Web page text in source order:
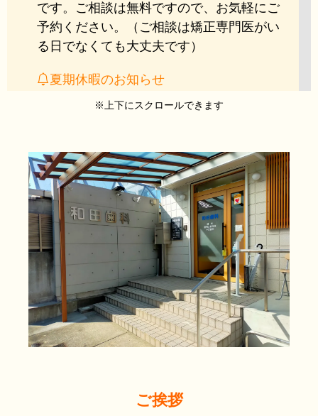
です。ご相談は無料ですので、お気軽にご
予約ください。（ご相談は矯正専門医がい
る日でなくても大丈夫です）
夏期休暇のお知らせ
8/10(月)の診療は18：30まで、8/11（火）
いいたします。
妊婦検診について
当院は西宮市妊婦歯科検診受託医療機関で
す。 詳しくはこちら
歯周疾患検診について
当院は、西宮歯周疾患検診受託医療機関で
す。詳しくはこちら
西宮市長寿歯科検診について
20歳の歯科検診について
※上下にスクロールできます
ご挨拶